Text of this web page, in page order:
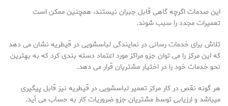
این صدمات اگرچه گاهی قابل جبران نیستند، همچنین ممکن است
تعمیرات مجدد را سبب شوند.
تلاش برای خدمات رسانی در نمایندگی لباسشویی در قیطریه نشان می دهد
که این مرکز را می توان جزو مراکز مورد اعتماد دسته بندی کرد که به بهترین
نحو خدمات خود را در اختیار مشتریان قرار می دهد.
هر گونه نقص در کار مرکز تعمیر لباسشویی در قیطریه نیز قابل پیگیری
میباشد و ارزیابی توسط مشتریان جزو ضروریات کار به حساب می آید.